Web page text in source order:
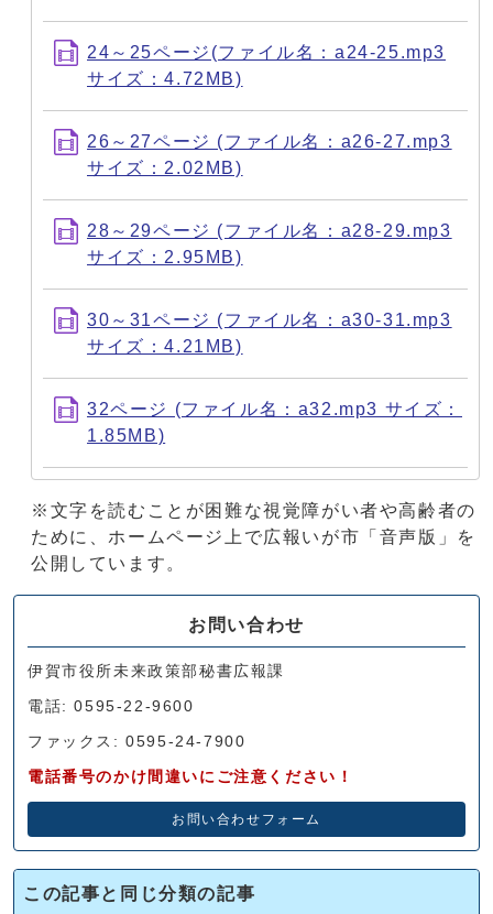
24～25ページ(ファイル名：a24-25.mp3
サイズ：4.72MB)
26～27ページ (ファイル名：a26-27.mp3
サイズ：2.02MB)
28～29ページ (ファイル名：a28-29.mp3
サイズ：2.95MB)
30～31ページ (ファイル名：a30-31.mp3
サイズ：4.21MB)
32ページ (ファイル名：a32.mp3 サイズ：
1.85MB)
※文字を読むことが困難な視覚障がい者や高齢者の
ために、ホームページ上で広報いが市「音声版」を
公開しています。
お問い合わせ
伊賀市役所未来政策部秘書広報課
電話: 0595-22-9600
ファックス: 0595-24-7900
電話番号のかけ間違いにご注意ください！
お問い合わせフォーム
この記事と同じ分類の記事